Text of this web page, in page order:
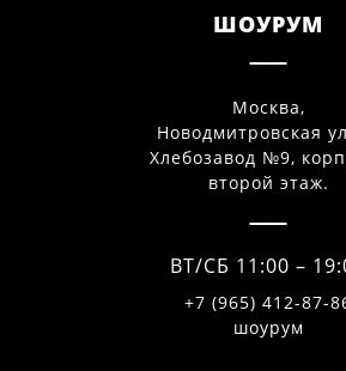
ШОУРУМ
Москва,
Новодмитровская
Хлебозавод №9,
второй этаж.
ВТ/СБ 11:00 –
+7 (965) 412-87-
шоурум